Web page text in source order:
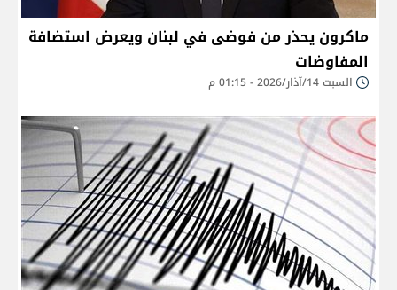
ماكرون يحذر من فوضى في لبنان ويعرض استضافة
المفاوضات
السبت 14/آذار/2026 - 01:15 م